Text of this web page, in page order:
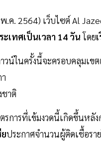
ค. 2564) เว็บไซต์ Al
ะเทศเป็นเวลา 14 วันโดย
วน์ในครั้งนี้จะครอบคลุมเ
าติ
รการที่เข้มงวดนี้เกิดขึ้นหลัง
ประกาศจำนวนผู้ติดเชื้อร